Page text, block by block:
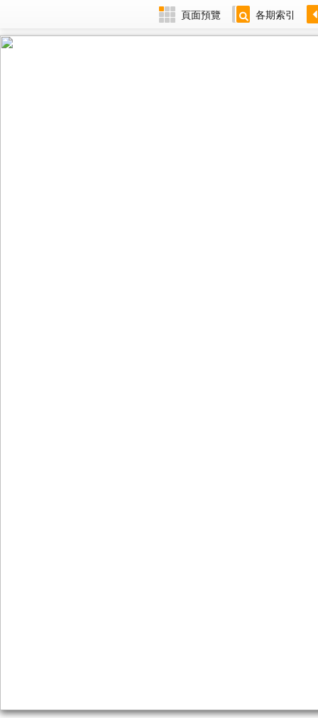
頁面預覽 各期索引